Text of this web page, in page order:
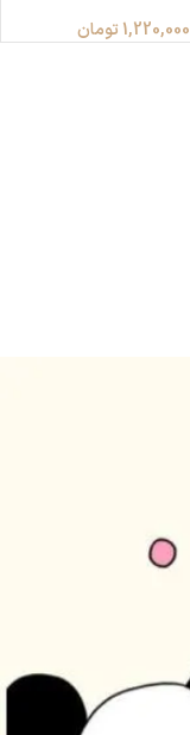
1,220,000 تومان